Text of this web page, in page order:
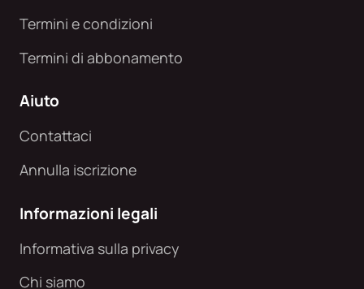
Termini e condizioni
Termini di abbonamento
Aiuto
Contattaci
Annulla iscrizione
Informazioni legali
Informativa sulla privacy
Chi siamo